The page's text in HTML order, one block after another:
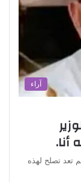
آراء
تعد تصلح لهذه